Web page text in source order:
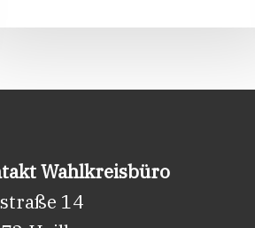
Wahlkreisbüro
14